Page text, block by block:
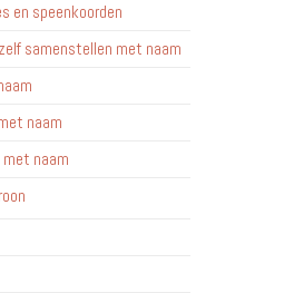
en speenkoorden
samenstellen met naam
naam
met naam